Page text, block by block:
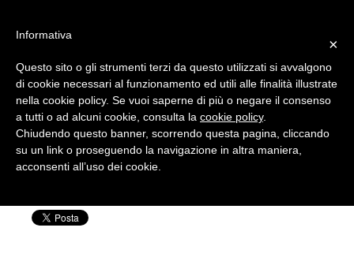
#WIS22
Home
Forum 2023
14-rivivi wis 21
Scritto da: Silvia Rensi | Pubblicato il: 14
×
Informativa
Questo sito o gli strumenti terzi da questo utilizzati si avvalgono
di cookie necessari al funzionamento ed utili alle finalità illustrate
nella cookie policy. Se vuoi saperne di più o negare il consenso
a tutti o ad alcuni cookie, consulta la cookie policy.
Chiudendo questo banner, scorrendo questa pagina, cliccando
su un link o proseguendo la navigazione in altra maniera,
acconsenti all’uso dei cookie.